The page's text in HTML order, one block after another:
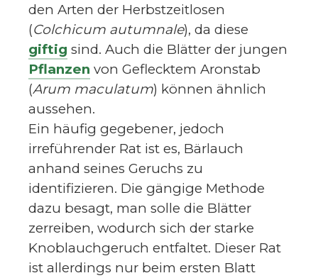
den Arten der Herbstzeitlosen
(Colchicum autumnale), da diese
giftig sind. Auch die Blätter der jungen
Pflanzen von Geflecktem Aronstab
(Arum maculatum) können ähnlich
aussehen.
Ein häufig gegebener, jedoch
irreführender Rat ist es, Bärlauch
anhand seines Geruchs zu
identifizieren. Die gängige Methode
dazu besagt, man solle die Blätter
zerreiben, wodurch sich der starke
Knoblauchgeruch entfaltet. Dieser Rat
ist allerdings nur beim ersten Blatt